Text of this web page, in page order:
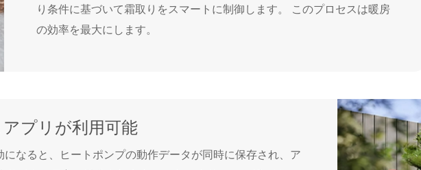
り条件に基づいて霜取りをスマートに制御します。 このプロセスは暖房
の効率を最大にします。
プリが利用可能
になると、ヒートポンプの動作データが同時に保存され、ア